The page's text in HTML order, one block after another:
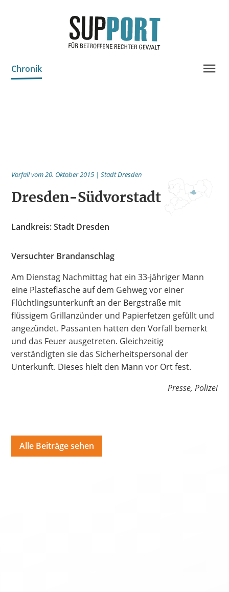
Chronik
Publikationen
Bildungsangebote
Deutsch العربية Český English
Français
Italiano
Kurdí فارسی Polski
Português
Русский
Español ትግርኛ Türkçe Việt
Vorfall vom 20. Oktober 2015 | Stadt Dresden
Dresden-Südvorstadt
Landkreis: Stadt Dresden
Versuchter Brandanschlag
Am Dienstag Nachmittag hat ein 33-jähriger Mann
eine Plasteflasche auf dem Gehweg vor einer
Flüchtlingsunterkunft an der Bergstraße mit
flüssigem Grillanzünder und Papierfetzen gefüllt und
angezündet. Passanten hatten den Vorfall bemerkt
und das Feuer ausgetreten. Gleichzeitig
verständigten sie das Sicherheitspersonal der
Unterkunft. Dieses hielt den Mann vor Ort fest.
Presse, Polizei
Alle Beiträge sehen